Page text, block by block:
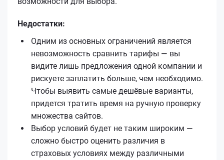
Недостатки:
Одним из основных ограничений является
невозможность сравнить тарифы — вы
видите лишь предложения одной компании и
рискуете заплатить больше, чем необходимо.
Чтобы выявить самые дешёвые варианты,
придется тратить время на ручную проверку
множества сайтов.
Выбор условий будет не таким широким —
сложно быстро оценить различия в
страховых условиях между различными